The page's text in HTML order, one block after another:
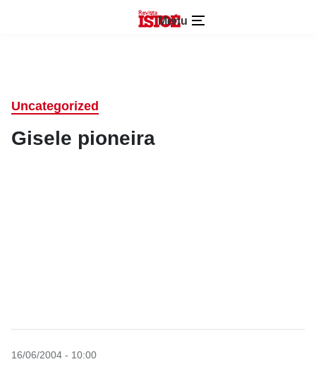
Menu
Uncategorized
Gisele pioneira
16/06/2004 - 10:00